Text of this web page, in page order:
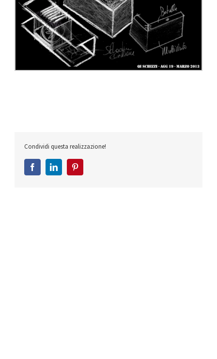
Condividi questa realizzazione!
FacebookLinkedIn